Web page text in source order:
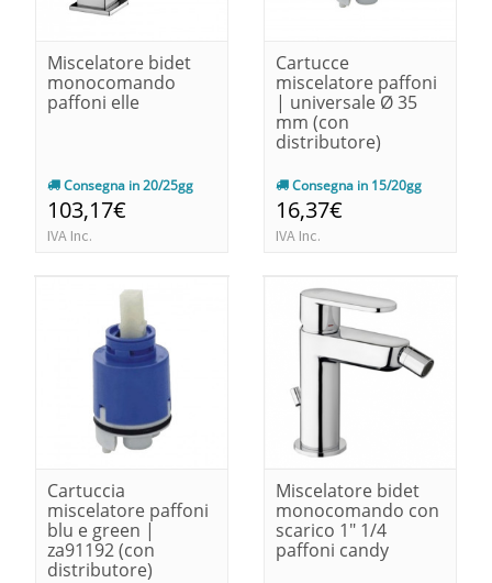
Miscelatore bidet
monocomando
paffoni elle
Consegna in 20/25gg
103,17€
IVA Inc.
Cartucce
miscelatore paffoni
| universale Ø 35
mm (con
distributore)
Consegna in 15/20gg
16,37€
IVA Inc.
Cartuccia
miscelatore paffoni
blu e green |
za91192 (con
distributore)
Miscelatore bidet
monocomando con
scarico 1" 1/4
paffoni candy